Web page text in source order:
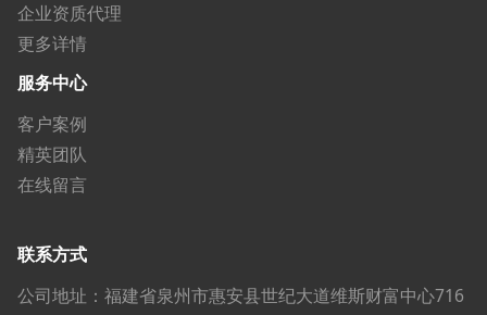
企业资质代理
更多详情
服务中心
客户案例
精英团队
在线留言
联系方式
公司地址：福建省泉州市惠安县世纪大道维斯财富中心716